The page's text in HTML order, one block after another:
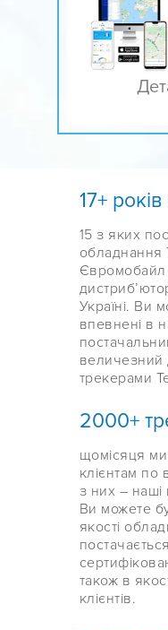
17+
15 з яких
обладнання
Євромобайл
Україні. Ви
впевнені в
величезний
трекерами
2000+
щомісяця
клієнтам по
з них – наші
Ви можете
якості
також в
клієнтів.